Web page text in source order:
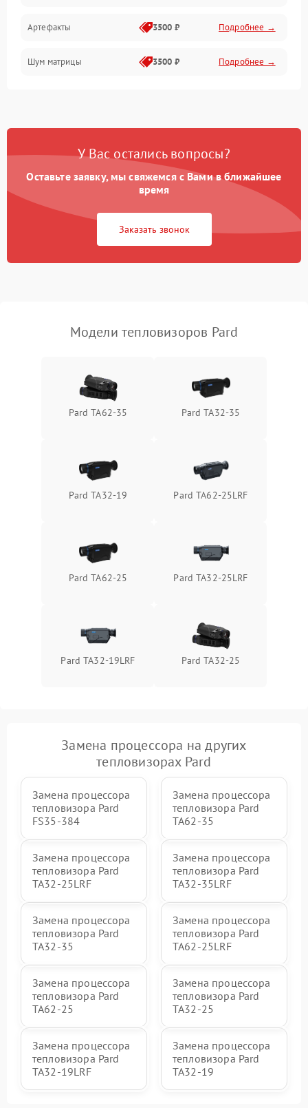
Матрица
Проблемы питания
Проблемы с объективом
Артефакты 3500 ₽ Подробнее →
Шум матрицы 3500 ₽ Подробнее →
У Вас остались вопросы?
Оставьте заявку, мы свяжемся с Вами в ближайшее
время
Заказать звонок
Модели тепловизоров Pard
Pard TA62-35 Pard TA32-35
Pard TA32-19 Pard TA62-25LRF
Pard TA62-25 Pard TA32-25LRF
Pard TA32-19LRF Pard TA32-25
Замена процессора на других
тепловизорах Pard
Замена процессора
тепловизора Pard
FS35-384
Замена процессора
тепловизора Pard
TA62-35
Замена процессора
тепловизора Pard
TA32-25LRF
Замена процессора
тепловизора Pard
TA32-35LRF
Замена процессора
тепловизора Pard
TA32-35
Замена процессора
тепловизора Pard
TA62-25LRF
Замена процессора
тепловизора Pard
TA62-25
Замена процессора
тепловизора Pard
TA32-25
Замена процессора
тепловизора Pard
TA32-19LRF
Замена процессора
тепловизора Pard
TA32-19